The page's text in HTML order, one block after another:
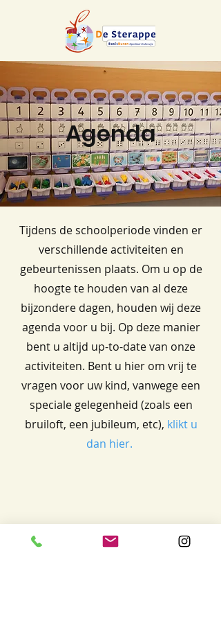
Agenda
Tijdens de schoolperiode vinden er
verschillende activiteiten en
gebeurtenissen plaats. Om u op de
hoogte te houden van al deze
bijzondere dagen, houden wij deze
agenda voor u bij. Op deze manier
bent u altijd up-to-date van onze
activiteiten. Bent u hier om vrij te
vragen voor uw kind, vanwege een
speciale gelegenheid (zoals een
bruiloft, een jubileum, etc), klikt u
dan hier.